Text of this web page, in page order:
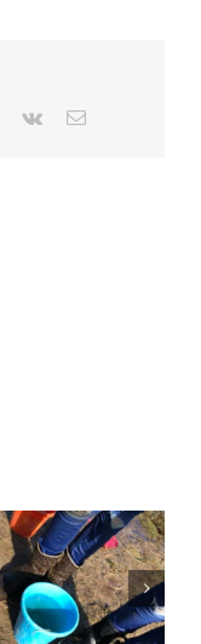
Pinterest
Vk Email
Zo ‘vier’ ik haar tweede
sterfdag!